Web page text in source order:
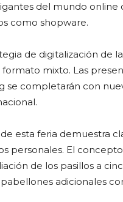
del mundo online
como shopware.
de digitalización de
mixto. Las
se completarán con
esta feria demuestra
personales. El
de los pasillos a
adicionales